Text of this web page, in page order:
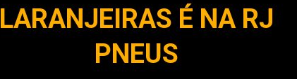
LARANJEIRAS É NA RJ
PNEUS